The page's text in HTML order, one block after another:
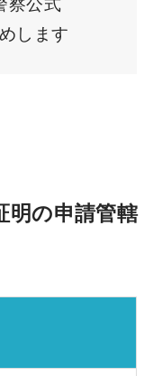
察公式
します
明の申請管轄